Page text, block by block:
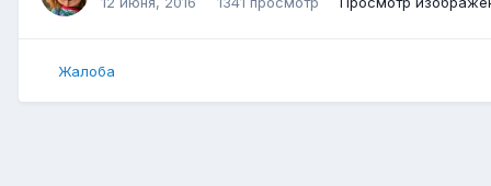
Жалоба